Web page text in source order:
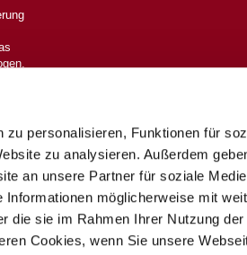
personalisieren, Funktionen für
zu analysieren. Außerdem
an unsere Partner für soziale
möglicherweise mit
die sie im Rahmen Ihrer Nutzung
Cookies, wenn Sie unsere